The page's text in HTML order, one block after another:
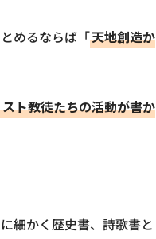
めるならば「天地創造か
ト教徒たちの活動が書か
細かく歴史書、詩歌書と